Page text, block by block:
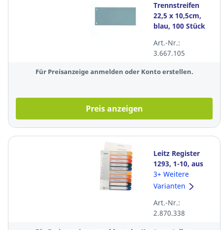
Trennstreifen
22,5 x 10,5cm,
blau, 100 Stück
Art.-Nr.:
3.667.105
Für Preisanzeige anmelden oder Konto erstellen.
Preis anzeigen
Leitz Register
1293, 1-10, aus
Kunststoff, PC-
beschriftbar,
3+ Weitere
Varianten
Art.-Nr.:
2.870.338